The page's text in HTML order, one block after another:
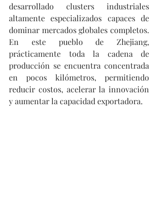
desarrollado clusters industriales
altamente especializados capaces de
dominar mercados globales completos.
En este pueblo de Zhejiang,
prácticamente toda la cadena de
producción se encuentra concentrada
en pocos kilómetros, permitiendo
reducir costos, acelerar la innovación
y aumentar la capacidad exportadora.